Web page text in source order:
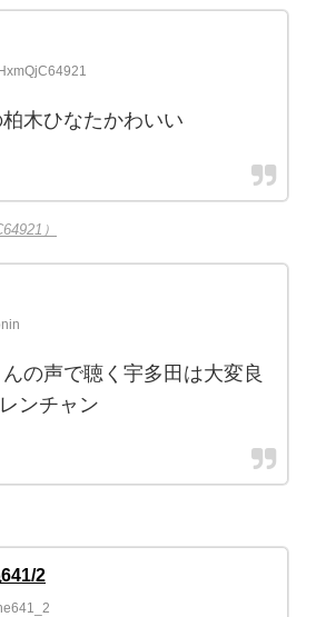
木ひなたかわいい
）
の声で聴く宇多田は大変良
ンチャン
2